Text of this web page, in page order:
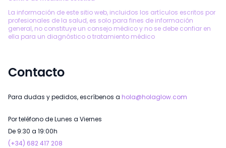
La información de este sitio web, incluidos los artículos escritos por
profesionales de la salud, es solo para fines de información
general, no constituye un consejo médico y no se debe confiar en
ella para un diagnóstico o tratamiento médico
Contacto
Para dudas y pedidos, escríbenos a hola@holaglow.com
Por teléfono de Lunes a Viernes
De 9:30 a 19:00h
(+34) 682 417 208